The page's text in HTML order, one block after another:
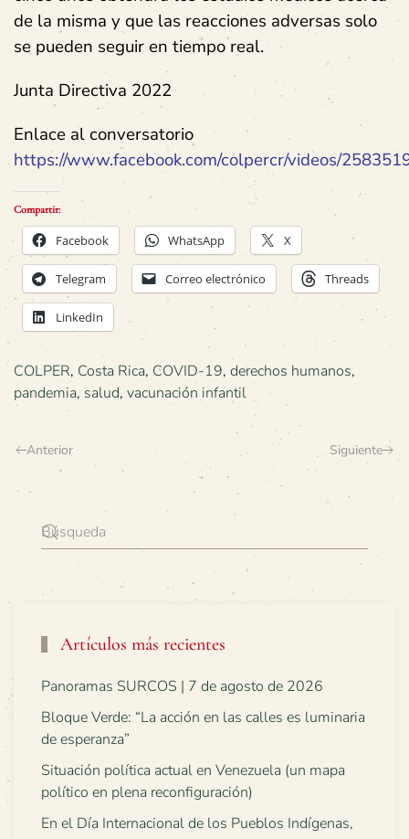
de la misma y que las reacciones adversas solo
se pueden seguir en tiempo real.
Junta Directiva 2022
Enlace al conversatorio
https://www.facebook.com/colpercr/videos/
Compartir:
Facebook WhatsApp X
Telegram Correo electrónico Threads
LinkedIn
COLPER, Costa Rica, COVID-19, derechos humanos,
pandemia, salud, vacunación infantil
Anterior Siguiente
Artículos más recientes
Panoramas SURCOS | 7 de agosto de 2026
Bloque Verde: “La acción en las calles es luminaria
de esperanza”
Situación política actual en Venezuela (un mapa
político en plena reconfiguración)
En el Día Internacional de los Pueblos Indígenas,